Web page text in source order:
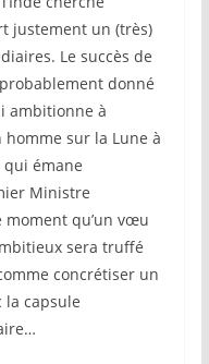
justement un (très)
Le succès de
donné
ambitionne à
homme sur la Lune à
émane
Ministre
moment qu’un vœu
sera truffé
concrétiser un
la capsule